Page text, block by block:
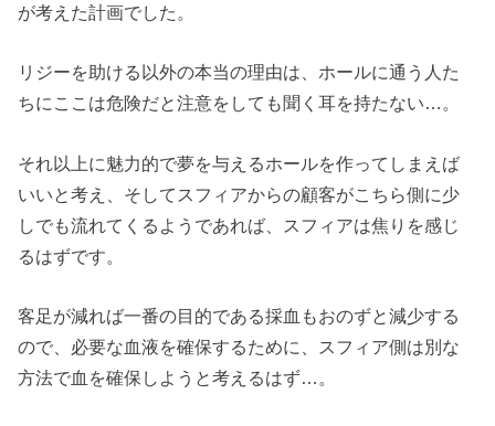
が考えた計画でした。
リジーを助ける以外の本当の理由は、ホールに通う人た
ちにここは危険だと注意をしても聞く耳を持たない…。
それ以上に魅力的で夢を与えるホールを作ってしまえば
いいと考え、そしてスフィアからの顧客がこちら側に少
しでも流れてくるようであれば、スフィアは焦りを感じ
るはずです。
客足が減れば一番の目的である採血もおのずと減少する
ので、必要な血液を確保するために、スフィア側は別な
方法で血を確保しようと考えるはず…。